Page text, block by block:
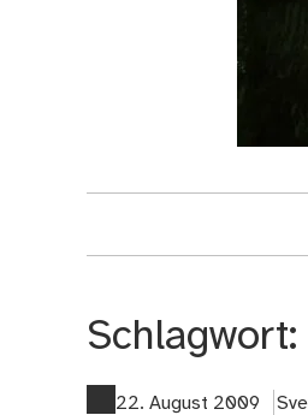
Schlagwort:
22. August 2009